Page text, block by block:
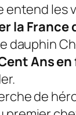
la
dauphin
Ans
de